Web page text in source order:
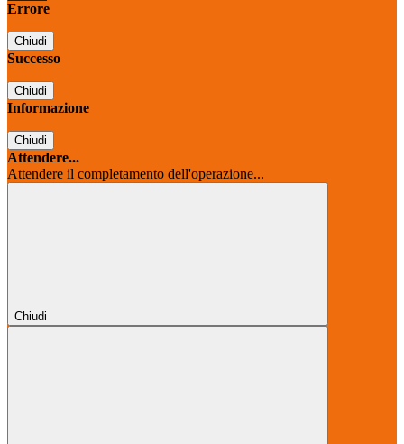
Errore
Chiudi
Successo
Chiudi
Informazione
Chiudi
Attendere...
Attendere il completamento dell'operazione...
Chiudi